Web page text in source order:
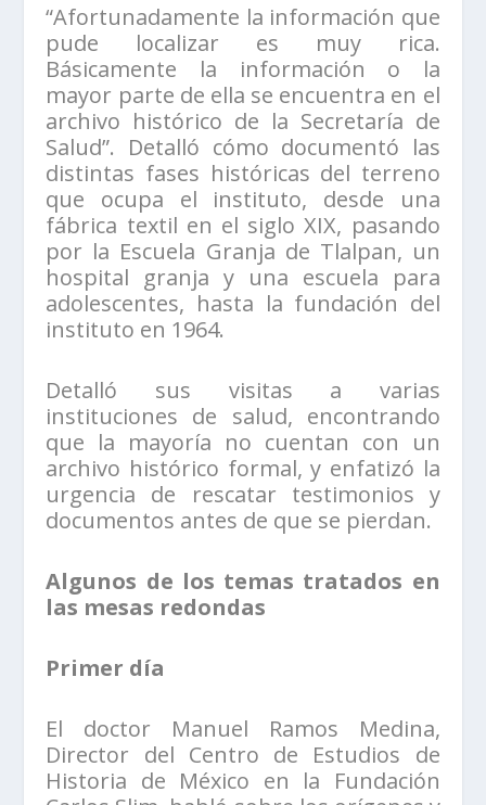
“Afortunadamente la información que
pude localizar es muy rica.
Básicamente la información o la
mayor parte de ella se encuentra en el
archivo histórico de la Secretaría de
Salud”. Detalló cómo documentó las
distintas fases históricas del terreno
que ocupa el instituto, desde una
fábrica textil en el siglo XIX, pasando
por la Escuela Granja de Tlalpan, un
hospital granja y una escuela para
adolescentes, hasta la fundación del
instituto en 1964.
Detalló sus visitas a varias
instituciones de salud, encontrando
que la mayoría no cuentan con un
archivo histórico formal, y enfatizó la
urgencia de rescatar testimonios y
documentos antes de que se pierdan.
Algunos de los temas tratados en
las mesas redondas
Primer día
El doctor Manuel Ramos Medina,
Director del Centro de Estudios de
Historia de México en la Fundación